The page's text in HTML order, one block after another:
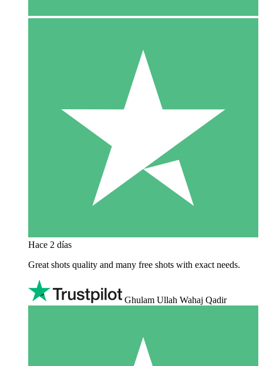
Hace 2 días
Great shots quality and many free shots with exact needs.
Ghulam Ullah Wahaj Qadir